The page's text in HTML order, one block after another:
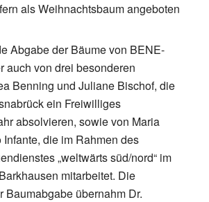
als Weihnachtsbaum angeboten
Abgabe der Bäume von BENE-
auch von drei besonderen
Benning und Juliane Bischof, die
ein Freiwilliges
absolvieren, sowie von Maria
die im Rahmen des
„weltwärts süd/nord“ im
mitarbeitet. Die
Baumabgabe übernahm Dr.